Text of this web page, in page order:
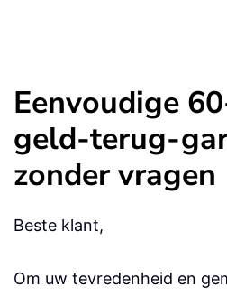
Eenvoudige
geld-terug-
zonder vragen
Beste klant,
Om uw tevredenheid en